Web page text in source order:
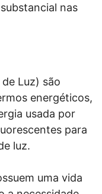
nas
Luz) são
energéticos,
usada por
para
luz.
uma vida